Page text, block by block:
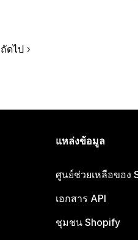
ถัดไป
แหล่งข้อมูล
ศูนย์ช่วยเหลือของ
เอกสาร API
ชุมชน Shopify